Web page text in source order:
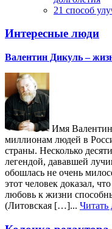
21 способ
Интересные люди
Валентин Дикуль –
Имя
миллионам людей в
страны. Несколько
легендой, дававшей
обошлась не очень
этот человек доказал,
любовь к жизни
(Литовская […]... Читать